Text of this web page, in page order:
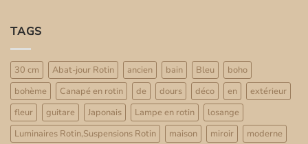
eau
pour
réparation
de
meubles
?
TAGS
30 cm Abat-jour Rotin ancien bain Bleu
boho
bohème
Canapé en rotin de dours déco en
extérieur
fleur
guitare Japonais Lampe en rotin
losange
Luminaires Rotin,Suspensions Rotin
maison miroir
moderne